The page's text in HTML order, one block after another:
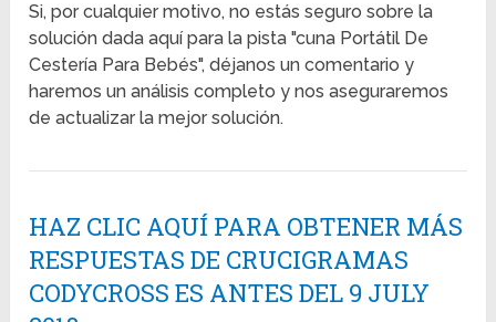
Si, por cualquier motivo, no estás seguro sobre la
solución dada aquí para la pista "cuna Portátil De
Cestería Para Bebés", déjanos un comentario y
haremos un análisis completo y nos aseguraremos
de actualizar la mejor solución.
HAZ CLIC AQUÍ PARA OBTENER MÁS
RESPUESTAS DE CRUCIGRAMAS
CODYCROSS ES ANTES DEL 9 JULY